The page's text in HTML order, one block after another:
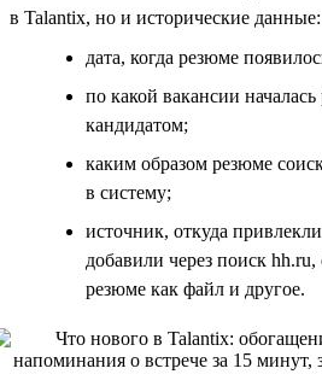
в Talantix, но и исторические данные:
дата, когда резюме
по какой вакансии началась
кандидатом;
каким образом резюме
в систему;
источник, откуда
добавили через поиск
резюме как файл и другое.